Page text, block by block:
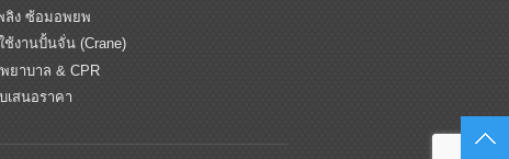
ลิง ซ้อมอพยพ
ช้งานปั้นจั่น (Crane)
ยาบาล & CPR
เสนอราคา